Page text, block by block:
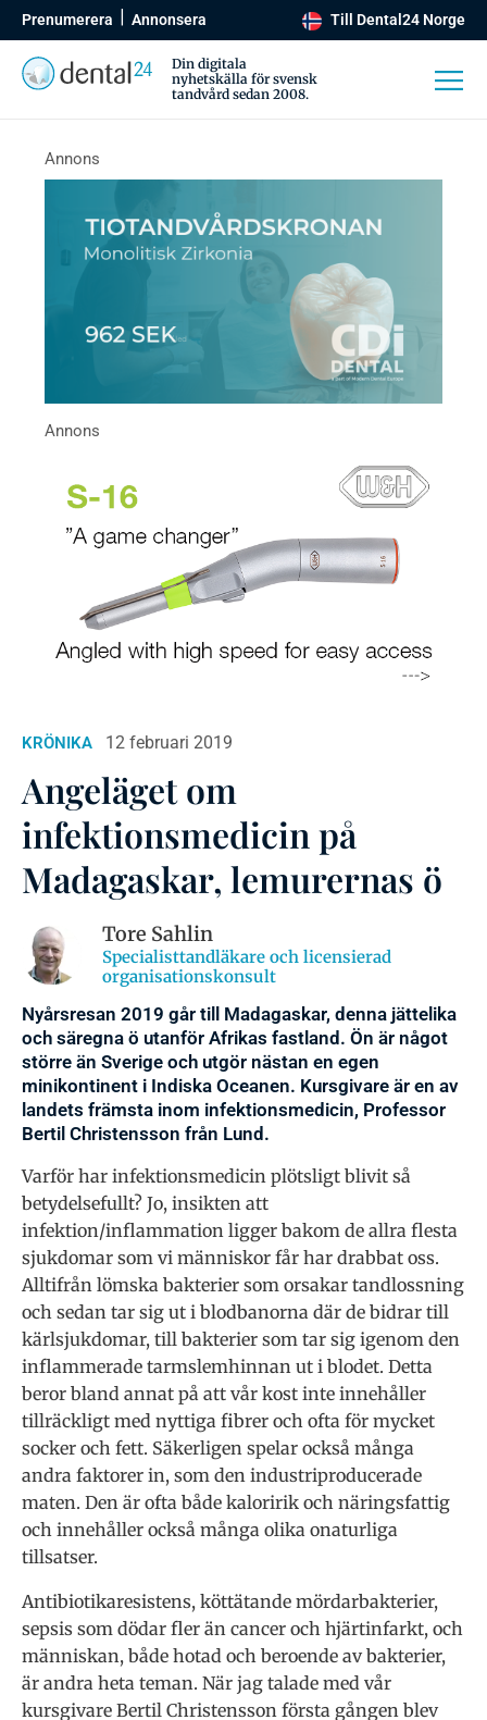
Prenumerera Annonsera Till Dental24 Norge
Din digitala
nyhetskälla för svensk
tandvård sedan 2008.
KRÖNIKA 12 februari 2019
Angeläget om
infektionsmedicin på
Madagaskar, lemurernas ö
Tore Sahlin
Specialisttandläkare och licensierad
organisationskonsult
Nyårsresan 2019 går till Madagaskar, denna jättelika
och säregna ö utanför Afrikas fastland. Ön är något
större än Sverige och utgör nästan en egen
minikontinent i Indiska Oceanen. Kursgivare är en av
landets främsta inom infektionsmedicin, Professor
Bertil Christensson från Lund.
Varför har infektionsmedicin plötsligt blivit så
betydelsefullt? Jo, insikten att
infektion/inflammation ligger bakom de allra flesta
sjukdomar som vi människor får har drabbat oss.
Alltifrån lömska bakterier som orsakar tandlossning
och sedan tar sig ut i blodbanorna där de bidrar till
kärlsjukdomar, till bakterier som tar sig igenom den
inflammerade tarmslemhinnan ut i blodet. Detta
beror bland annat på att vår kost inte innehåller
tillräckligt med nyttiga fibrer och ofta för mycket
socker och fett. Säkerligen spelar också många
andra faktorer in, som den industriproducerade
maten. Den är ofta både kaloririk och näringsfattig
och innehåller också många olika onaturliga
tillsatser.
Antibiotikaresistens, köttätande mördarbakterier,
sepsis som dödar fler än cancer och hjärtinfarkt, och
människan, både hotad och beroende av bakterier,
är andra heta teman. När jag talade med vår
kursgivare Bertil Christensson första gången blev